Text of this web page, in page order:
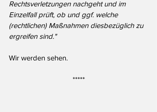
Rechtsverletzungen nachgeht und im
Einzelfall prüft, ob und ggf. welche
(rechtlichen) Maßnahmen diesbezüglich zu
ergreifen sind."
Wir werden sehen.
*****